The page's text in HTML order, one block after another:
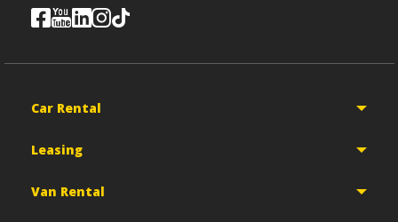
Car Rental
Leasing
Van Rental